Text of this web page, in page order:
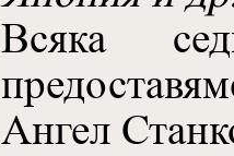
Всяка
Ангел